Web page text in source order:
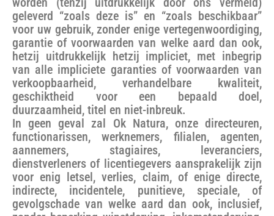
geleverd “zoals deze is” en “zoals beschikbaar”
voor uw gebruik, zonder enige vertegenwoordiging,
garantie of voorwaarden van welke aard dan ook,
hetzij uitdrukkelijk hetzij impliciet, met inbegrip
van alle impliciete garanties of voorwaarden van
verkoopbaarheid, verhandelbare kwaliteit,
geschiktheid voor een bepaald doel,
duurzaamheid, titel en niet-inbreuk.
In geen geval zal Ok Natura, onze directeuren,
functionarissen, werknemers, filialen, agenten,
aannemers, stagiaires, leveranciers,
dienstverleners of licentiegevers aansprakelijk zijn
voor enig letsel, verlies, claim, of enige directe,
indirecte, incidentele, punitieve, speciale, of
gevolgschade van welke aard dan ook, inclusief,